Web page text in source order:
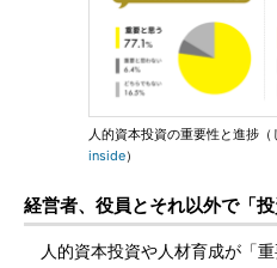
人的資本投資の重要性と進捗（
inside）
経営者、役員とそれ以外で「
人的資本投資や人材育成が「